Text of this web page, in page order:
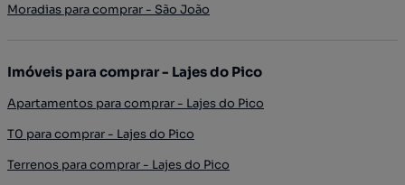
Moradias para comprar - São João
Imóveis para comprar - Lajes do Pico
Apartamentos para comprar - Lajes do Pico
T0 para comprar - Lajes do Pico
Terrenos para comprar - Lajes do Pico